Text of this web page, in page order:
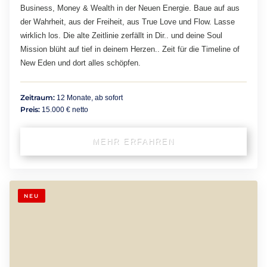
Business, Money & Wealth in der Neuen Energie. Baue auf aus
der Wahrheit, aus der Freiheit, aus True Love und Flow. Lasse
wirklich los. Die alte Zeitlinie zerfällt in Dir.. und deine Soul
Mission blüht auf tief in deinem Herzen.. Zeit für die Timeline of
New Eden und dort alles schöpfen.
Zeitraum: 12 Monate, ab sofort
Preis: 15.000 € netto
MEHR ERFAHREN
NEU